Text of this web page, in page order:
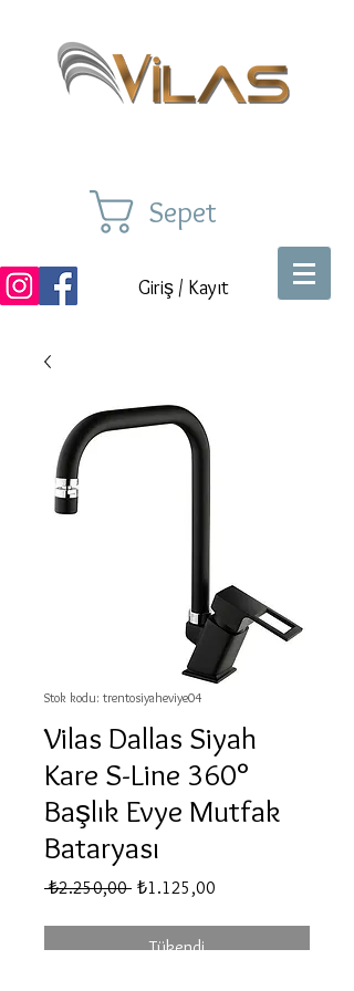
Sepet
Giriş / Kayıt
Stok kodu: trentosiyaheviye04
Vilas Dallas Siyah
Kare S-Line 360°
Başlık Evye Mutfak
Bataryası
₺2.250,00 Normal
₺1.125,00
Tükendi